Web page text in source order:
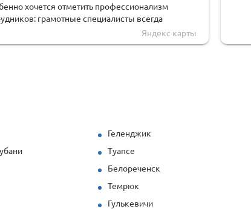
хочется отметить профессионализм
грамотные специалисты всегда
с расчётами, подскажут оптимальные
и поддержат на всех этапах.
подход к каждому клиенту.
всем, кто ценит надёжность, качество и
Яндекс карты
Геленджик
Туапсе
Белореченск
Темрюк
Гулькевичи